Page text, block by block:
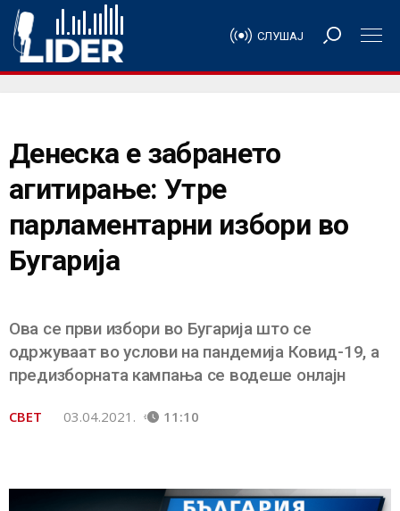
СЛУШАЈ
Денеска е забрането
агитирање: Утре
парламентарни избори во
Бугарија
Ова се први избори во Бугарија што се
одржуваат во услови на пандемија Ковид-19, а
предизборната кампања се водеше онлајн
СВЕТ 03.04.2021. 11:10